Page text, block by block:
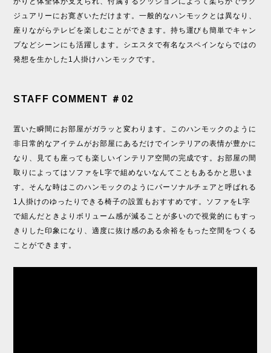
ジュアリーにお寛ぎいただけます。一般的なハンモックとは異なり、
座りながらテレビを楽しむことができます。持ち運びも簡単でキャン
プなどシーンにも活躍します。シエスタで有名なスペインならではの
発想を生かした1人掛けハンモックです。
STAFF COMMENT ＃02
置いた瞬間にお部屋がガラッと変わります。このハンモックのように
非日常的なアイテムがお部屋にあるだけでインテリアの表情が豊かに
なり、見ても座っても楽しいインテリア空間の完成です。お部屋の間
取りによってはソファをL字で組めないなんてこともあるかと思いま
す。そんな時はこのハンモックのようにパーソナルチェアと呼ばれる
1人掛けのゆったりできる椅子の設置もおすすめです。ソファをL字
で組んだときよりボリューム感が減ることが多いので視覚的にもすっ
きりした印象になり、適度に抜け感のある余裕をもった空間をつくる
ことができます。